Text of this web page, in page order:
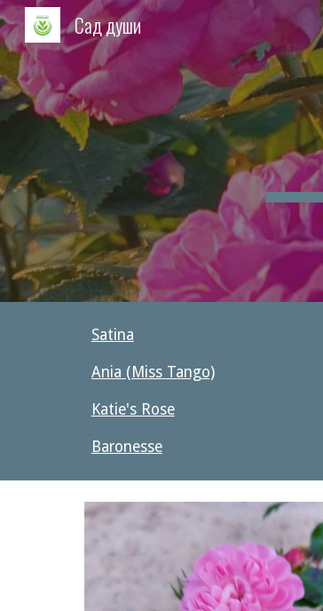
Сад души
Satina
Ania (Miss Tango)
Katie's Rose
Baronesse